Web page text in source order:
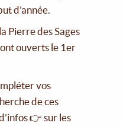
d'année.
Pierre des Sages
ouverts le 1er
vos
de ces
👉 sur les